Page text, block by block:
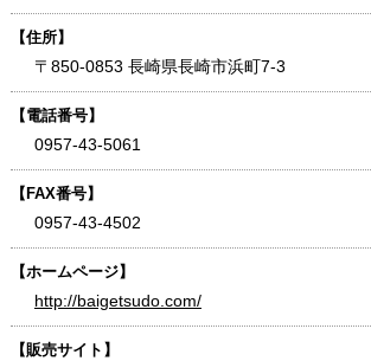
【住所】
〒850-0853 長崎県長崎市浜町7-3
【電話番号】
0957-43-5061
【FAX番号】
0957-43-4502
【ホームページ】
http://baigetsudo.com/
【販売サイト】